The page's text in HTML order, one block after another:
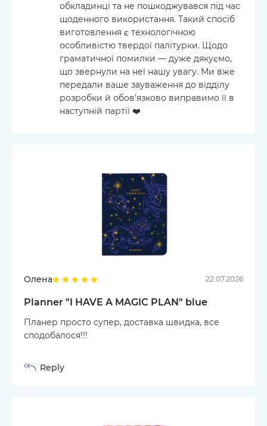
обкладинці та не пошкоджувався під час
щоденного використання. Такий спосіб
виготовлення є технологічною
особливістю твердої палітурки. Щодо
граматичної помилки — дуже дякуємо,
що звернули на неї нашу увагу. Ми вже
передали ваше зауваження до відділу
розробки й обов'язково виправимо її в
наступній партії ❤️
Олена 22.07.2026
Planner "I HAVE A MAGIC PLAN" blue
Планер просто супер, доставка швидка, все
сподобалося!!!
Reply